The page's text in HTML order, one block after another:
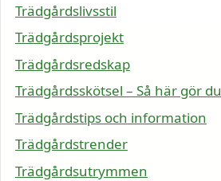
Trädgårdslivsstil
Trädgårdsprojekt
Trädgårdsredskap
Trädgårdsskötsel – Så här gör du
Trädgårdstips och information
Trädgårdstrender
Trädgårdsutrymmen